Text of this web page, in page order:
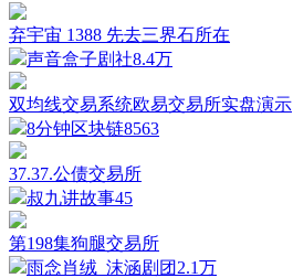
弃宇宙 1388 先去三界石所在
声音盒子剧社8.4万
双均线交易系统欧易交易所实盘演示
8分钟区块链8563
37.37.公债交易所
叔九讲故事45
第198集狗腿交易所
雨念肖绒_沫涵剧团 2.1万